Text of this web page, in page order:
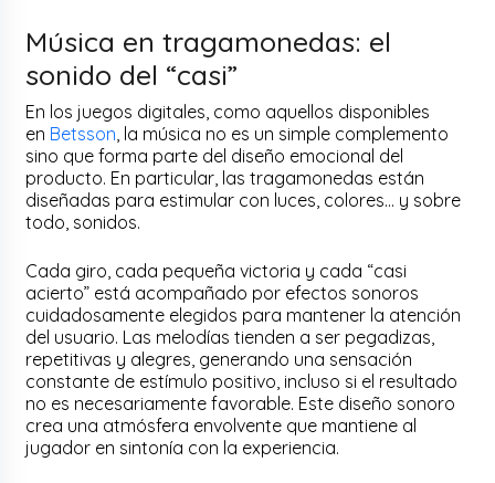
Música en tragamonedas: el
sonido del “casi”
En los juegos digitales, como aquellos disponibles
en Betsson , la música no es un simple complemento
sino que forma parte del diseño emocional del
producto. En particular, las tragamonedas están
diseñadas para estimular con luces, colores… y sobre
todo, sonidos.
Cada giro, cada pequeña victoria y cada “casi
acierto” está acompañado por efectos sonoros
cuidadosamente elegidos para mantener la atención
del usuario. Las melodías tienden a ser pegadizas,
repetitivas y alegres, generando una sensación
constante de estímulo positivo, incluso si el resultado
no es necesariamente favorable. Este diseño sonoro
crea una atmósfera envolvente que mantiene al
jugador en sintonía con la experiencia.